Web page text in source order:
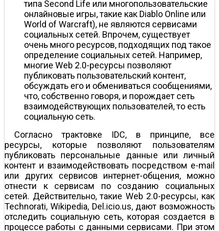
типа Second Life или многопользовательские
онлайновые игры, такие как Diablo Online или
World of Warcraft), не являются сервисами
социальных сетей. Впрочем, существует
очень много ресурсов, подходящих под такое
определение социальных сетей. Например,
многие Web 2.0-ресурсы позволяют
публиковать пользовательский контент,
обсуждать его и обмениваться сообщениями,
что, собственно говоря, и порождает сеть
взаимодействующих пользователей, то есть
социальную сеть.
Согласно трактовке IDC, в принципе, все
ресурсы, которые позволяют пользователям
публиковать персональные данные или личный
контент и взаимодействовать посредством e-mail
или других сервисов интернет-общения, можно
отнести к сервисам по созданию социальных
сетей. Действительно, такие Web 2.0-ресурсы, как
Technorati, Wikipedia, Del.icio.us, дают возможность
отследить социальную сеть, которая создается в
процессе работы с данными сервисами. При этом